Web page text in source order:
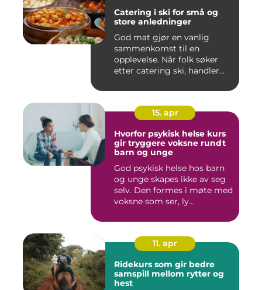
Catering i ski for små og
store anledninger
God mat gjør en vanlig
sammenkomst til en
opplevelse. Når folk søker
etter catering ski, handler
15. apr
Hvorfor psykisk helse kurs
gir tryggere voksne rundt
barn og unge
God psykisk helse hos barn
og unge skapes ikke av seg
selv. Den formes i møte med
voksne som ser, ly...
11. apr
Ridekurs som gir bedre
samspill mellom rytter og
hest